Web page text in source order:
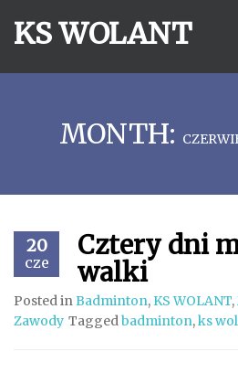
KS WOLANT
MONTH:
20
cze
Cztery dni
walki
Posted inBadminton, KS WOLANT,
Zawody Taggedbadminton,ks